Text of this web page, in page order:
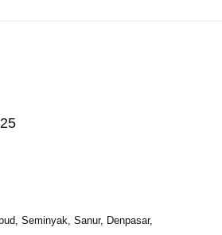
Seminyak, Sanur, Denpasar,